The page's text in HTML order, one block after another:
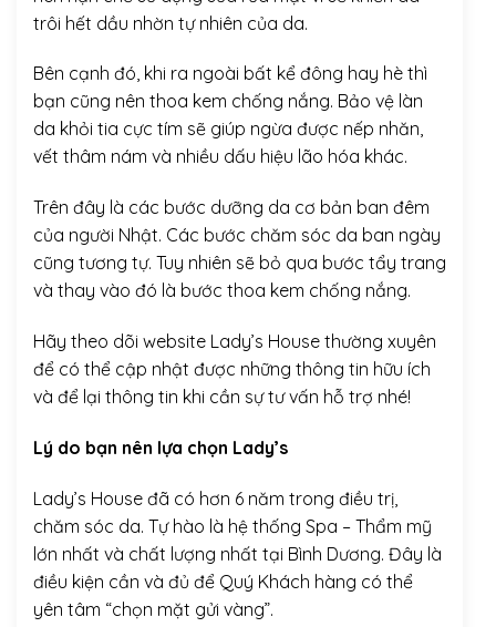
trôi hết dầu nhờn tự nhiên của da.
Bên cạnh đó, khi ra ngoài bất kể đông hay hè thì
bạn cũng nên thoa kem chống nắng. Bảo vệ làn
da khỏi tia cực tím sẽ giúp ngừa được nếp nhăn,
vết thâm nám và nhiều dấu hiệu lão hóa khác.
Trên đây là các bước dưỡng da cơ bản ban đêm
của người Nhật. Các bước chăm sóc da ban ngày
cũng tương tự. Tuy nhiên sẽ bỏ qua bước tẩy trang
và thay vào đó là bước thoa kem chống nắng.
Hãy theo dõi website Lady’s House thường xuyên
để có thể cập nhật được những thông tin hữu ích
và để lại thông tin khi cần sự tư vấn hỗ trợ nhé!
Lý do bạn nên lựa chọn Lady’s
Lady’s House đã có hơn 6 năm trong điều trị,
chăm sóc da. Tự hào là hệ thống Spa – Thẩm mỹ
lớn nhất và chất lượng nhất tại Bình Dương. Đây là
điều kiện cần và đủ để Quý Khách hàng có thể
yên tâm “chọn mặt gửi vàng”.